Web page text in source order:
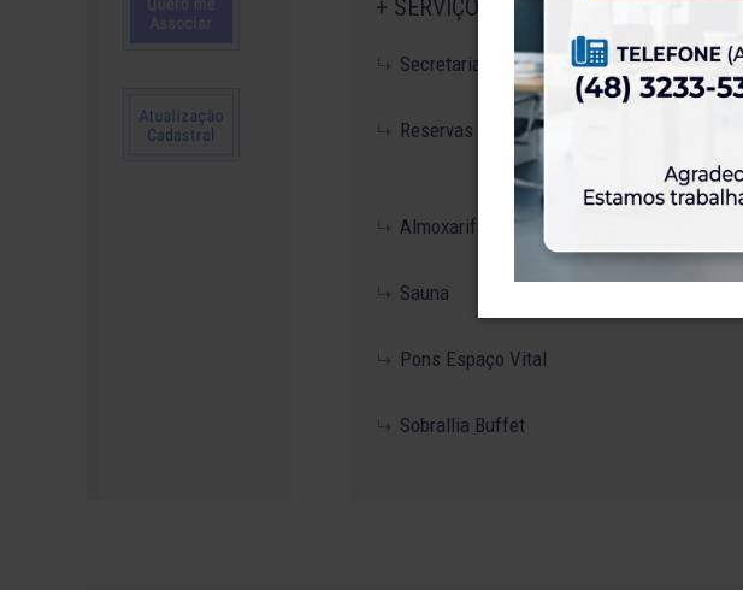
+ SERVIÇOS
Secretaria
Reservas / Instalações Sociais
Almoxarifado
Sauna
Pons Espaço Vital
Sobrallia Buffet